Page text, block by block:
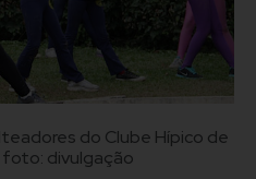
do Clube Hípico de
foto: divulgação